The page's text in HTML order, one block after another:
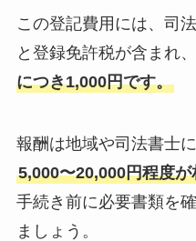
この登記費用には、司
と登録免許税が含まれ、
につき1,000円です。
報酬は地域や司法書士
5,000〜20,000円程度が
手続き前に必要書類を
ましょう。